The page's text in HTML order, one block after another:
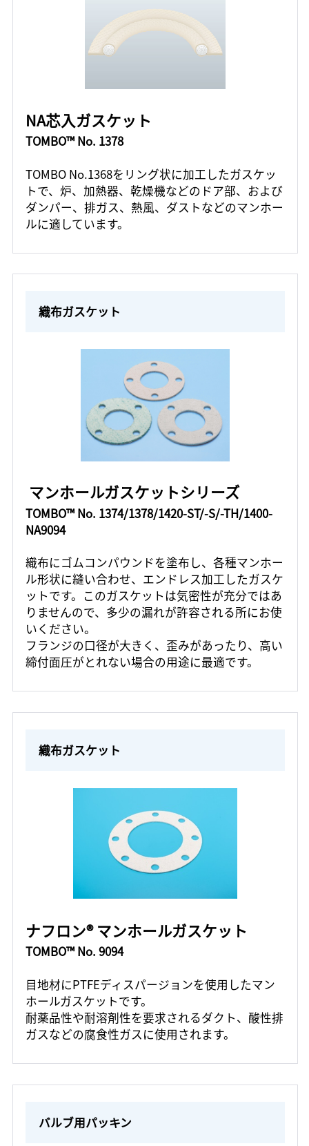
NA芯入ガスケット
TOMBO™ No. 1378
TOMBO No.1368をリング状に加工したガスケッ
トで、炉、加熱器、乾燥機などのドア部、および
ダンパー、排ガス、熱風、ダストなどのマンホー
ルに適しています。
織布ガスケット
マンホールガスケットシリーズ
TOMBO™ No. 1374/1378/1420-ST/-S/-TH/1400-
NA9094
織布にゴムコンパウンドを塗布し、各種マンホー
ル形状に縫い合わせ、エンドレス加工したガスケ
ットです。このガスケットは気密性が充分ではあ
りませんので、多少の漏れが許容される所にお使
いください。
フランジの口径が大きく、歪みがあったり、高い
締付面圧がとれない場合の用途に最適です。
織布ガスケット
ナフロン® マンホールガスケット
TOMBO™ No. 9094
目地材にPTFEディスパージョンを使用したマン
ホールガスケットです。
耐薬品性や耐溶剤性を要求されるダクト、酸性排
ガスなどの腐食性ガスに使用されます。
バルブ用パッキン